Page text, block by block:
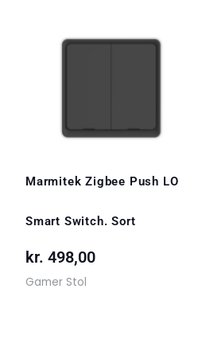
Marmitek Zigbee Push LO
Smart Switch. Sort
kr. 498,00
Gamer Stol